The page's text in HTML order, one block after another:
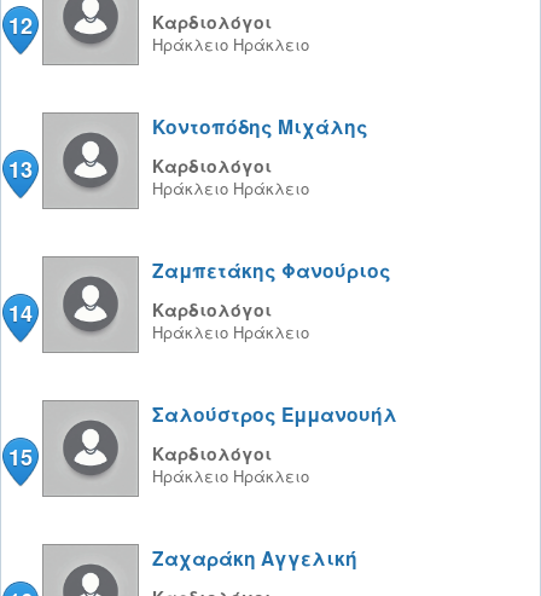
12 Καρδιολόγοι
Ηράκλειο Ηράκλειο
13
Κοντοπόδης Μιχάλης
Καρδιολόγοι
Ηράκλειο Ηράκλειο
14
Ζαμπετάκης Φανούριος
Καρδιολόγοι
Ηράκλειο Ηράκλειο
15
Σαλούστρος Εμμανουήλ
Καρδιολόγοι
Ηράκλειο Ηράκλειο
Ζαχαράκη Αγγελική